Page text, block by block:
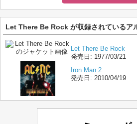
Let There Be Rock が収録されているア
Let There Be Rock
発売日: 1977/03/21
Iron Man 2
発売日: 2010/04/19